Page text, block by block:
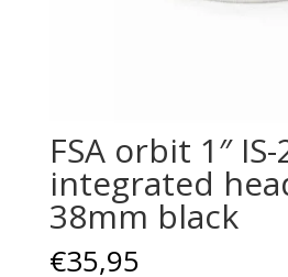
FSA orbit 1″ IS-
integrated
38mm black
€35,95